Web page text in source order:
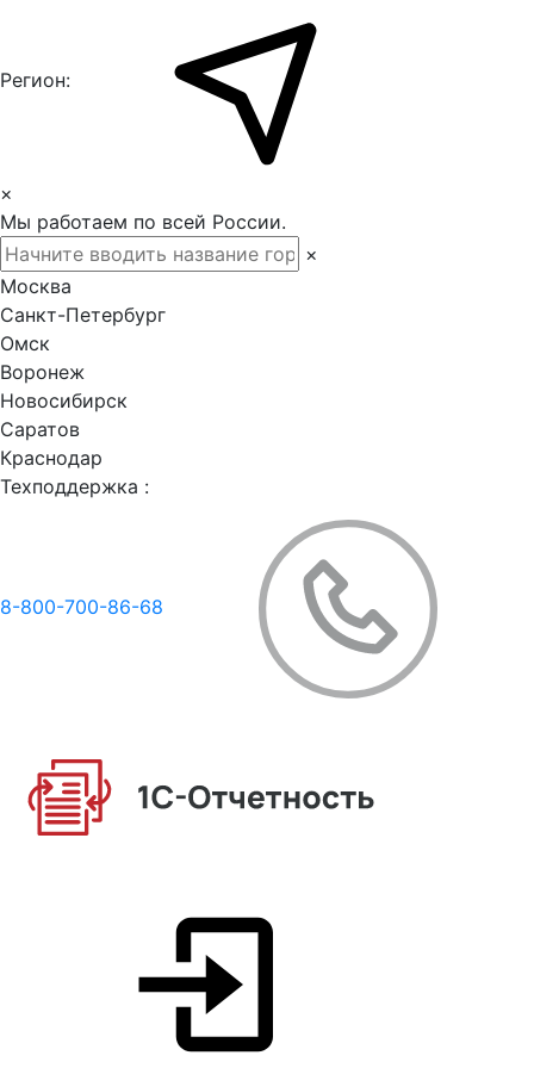
Регион:
×
Мы работаем по всей России.
×
Москва
Санкт-Петербург
Омск
Воронеж
Новосибирск
Саратов
Краснодар
Техподдержка :
8-800-700-86-68